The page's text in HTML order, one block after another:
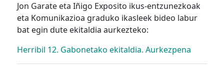
Jon Garate eta Iñigo Exposito ikus-entzunezkoak
eta Komunikazioa graduko ikasleek bideo labur
bat egin dute ekitaldia aurkezteko:
Herribil 12. Gabonetako ekitaldia. Aurkezpena